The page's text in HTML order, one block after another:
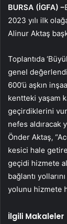
BURSA (İGFA) –
2023 yılı ilk
Alinur Aktaş
Toplantıda
genel
600’ü aşkın
kentteki yaşam
geçirdiklerini
nefes aldıracak
Önder Aktaş,
kesici hale
geçidi hizmete
bağlantı
yolunu hizmete
İlgili Makaleler